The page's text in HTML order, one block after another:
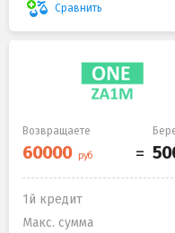
Сравнить
Возвращаете
1й кредит
Макс. сумма